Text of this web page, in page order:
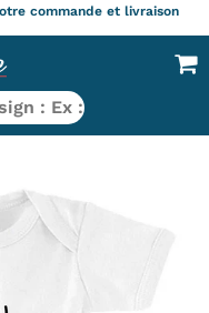
commande et livraison